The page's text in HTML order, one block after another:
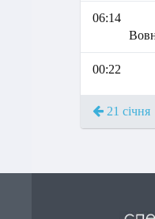
06:14
00:22
21 січня